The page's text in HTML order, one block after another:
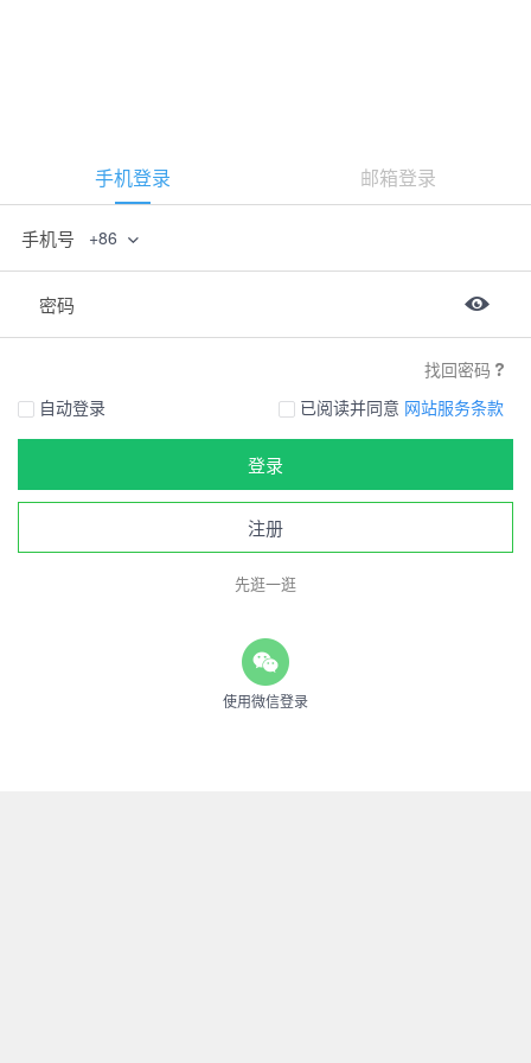
手机登录 邮箱登录
手机号 +86
密码
找回密码
自动登录
已阅读并同意 网站服务条款
登录
注册
先逛一逛
使用微信登录